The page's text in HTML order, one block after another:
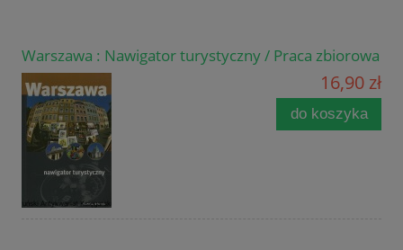
Warszawa : Nawigator turystyczny / Praca zbiorowa
16,90 zł
do koszyka